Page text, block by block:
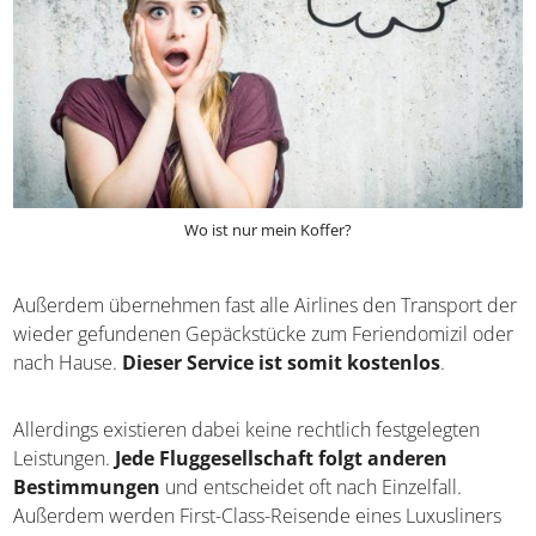
Wo ist nur mein Koffer?
Außerdem übernehmen fast alle Airlines den Transport der
wieder gefundenen Gepäckstücke zum Feriendomizil oder
nach Hause. Dieser Service ist somit kostenlos.
Allerdings existieren dabei keine rechtlich festgelegten
Leistungen. Jede Fluggesellschaft folgt anderen
Bestimmungen und entscheidet oft nach Einzelfall.
Außerdem werden First-Class-Reisende eines Luxusliners